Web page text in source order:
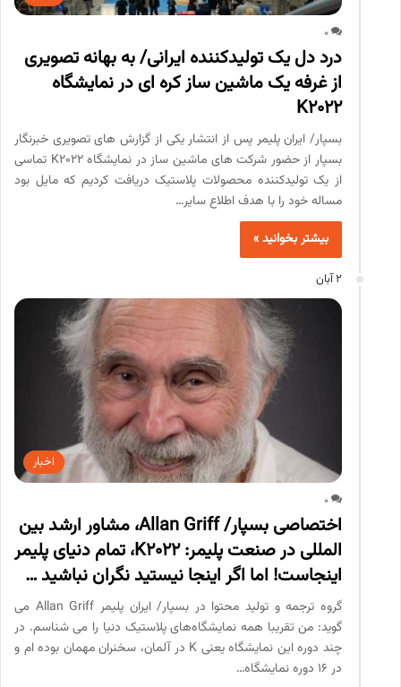
0
درد دل یک تولیدکننده ایرانی/ به بهانه تصویری
از غرفه یک ماشین ساز کره ای در نمایشگاه
K2022
بسپار/ ایران پلیمر پس از انتشار یکی از گزارش های تصویری خبرنگار
بسپار از حضور شرکت های ماشین ساز در نمایشگاه K2022 تماسی
از یک تولیدکننده محصولات پلاستیک دریافت کردیم که مایل بود
مساله خود را با هدف اطلاع سایر…
بیشتر بخوانید »
2 آبان
اخبار
0
اختصاصی بسپار/ Allan Griff، مشاور ارشد بین
المللی در صنعت پلیمر: K2022، تمام دنیای پلیمر
اینجاست! اما اگر اینجا نیستید نگران نباشید …
گروه ترجمه و تولید محتوا در بسپار/ ایران پلیمر Allan Griff می
گوید: من تقریبا همه نمایشگاه‌های پلاستیک دنیا را می شناسم. در
چند دوره این نمایشگاه یعنی K در آلمان، سخنران مهمان بوده ام و
در 16 دوره نمایشگاه‌…